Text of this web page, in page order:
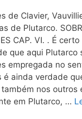
de Clavier,
de Plutarco.
CAP. VI. . É
que aqui Plutarco
empregada no
é ainda verdade
nos outros
em Plutarco, …